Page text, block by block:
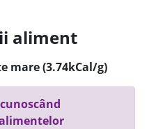
aliment
mare (3.74kCal/g)